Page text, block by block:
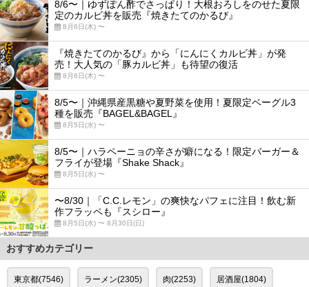
8/6〜｜ゆずぽん酢でさっぱり！大根おろしをのせた夏限
定のカルビ丼を販売『焼きたてのかるび』
8月6日(木) 〜
『焼きたてのかるび』から「にんにくカルビ丼」が発
売！大人気の「豚カルビ丼」も待望の復活
8月6日(木) 〜
8/5〜｜沖縄県産黒糖や夏野菜を使用！夏限定ベーグル3
種を販売『BAGEL&BAGEL』
8月5日(水) 〜
8/5〜｜ハラペーニョの辛さが癖になる！限定バーガー＆
フライが登場『Shake Shack』
8月5日(水) 〜
〜8/30｜「C.C.レモン」の爽快なパフェに注目！飲む新
作フラッペも『スシロー』
8月5日(水) 〜 8月30日(日)
おすすめカテゴリー
東京都(7546) ラーメン(2305) 肉(2253) 居酒屋(1804)